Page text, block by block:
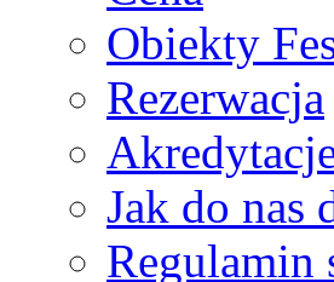
Obiekty
Rezerwacja
Jak do nas
Regulamin